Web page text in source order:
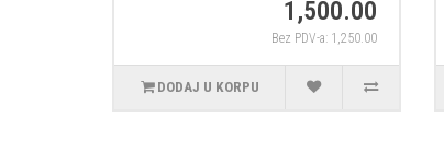
1,500.00
Bez PDV-a: 1,250.00
DODAJ U KORPU